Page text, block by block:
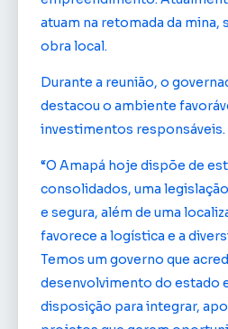
atuam na retomada da mina,
obra local.
Durante a reunião, o
destacou o ambiente
investimentos responsáveis.
“O Amapá hoje dispõe de
consolidados, uma
e segura, além de uma
favorece a logística e a
Temos um governo que
desenvolvimento do estado
disposição para integrar,